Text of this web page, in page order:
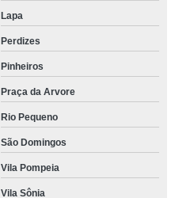
Lapa
Perdizes
Pinheiros
Praça da Arvore
Rio Pequeno
São Domingos
Vila Pompeia
Vila Sônia